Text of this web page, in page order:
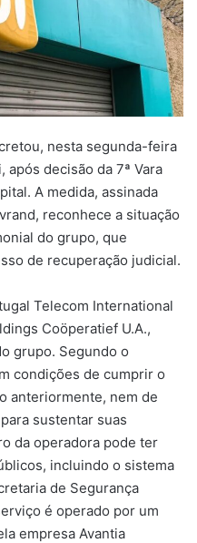
nesta segunda-feira
após decisão da 7ª Vara
A medida, assinada
reconhece a situação
do grupo, que
de recuperação judicial.
Telecom International
Coöperatief U.A.,
grupo. Segundo o
condições de cumprir o
anteriormente, nem de
sustentar suas
da operadora pode ter
incluindo o sistema
de Segurança
é operado por um
empresa Avantia